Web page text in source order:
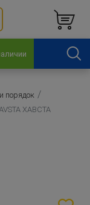
порядок
ХАВСТА